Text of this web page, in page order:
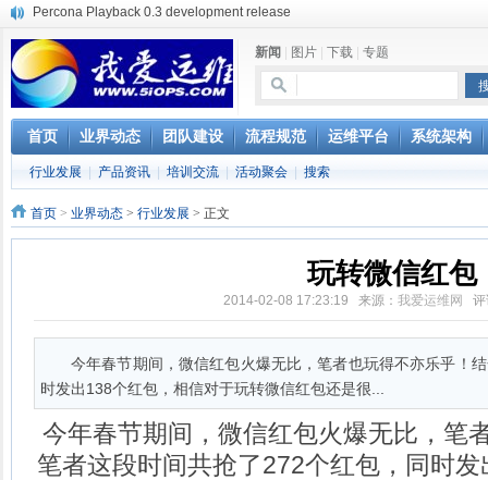
使用jmx client监控activemq
Hive查询OOM分析
浅解Facebook的服务器架构
一淘网后面的技术与架构
实现多个无线AP桥接，扩大家庭WIFI覆盖
Linux下系统或服务排障的最佳实践
云计算平台管理的三大利器Nagios、Ganglia和Splunk
服务器遭黑客入侵导致网络流量异常的排查分析
复杂网络架构导致的诡异网络问题排查分享
新闻 图片 下载 专题
首页 业界动态 团队建设 流程规范 运维平台 系统架构
行业发展 产品资讯 培训交流 活动聚会 搜索
首页 > 业界动态 > 行业发展 > 正文
玩转微信红包
2014-02-08 17:23:19 来源： 我爱运维网 评
今年春节期间，微信红包火爆无比，笔者也玩得不亦乐乎！
时发出138个红包，相信对于玩转微信红包还是很...
今年春节期间，微信红包火爆无比，笔
笔者这段时间共抢了272个红包，同时